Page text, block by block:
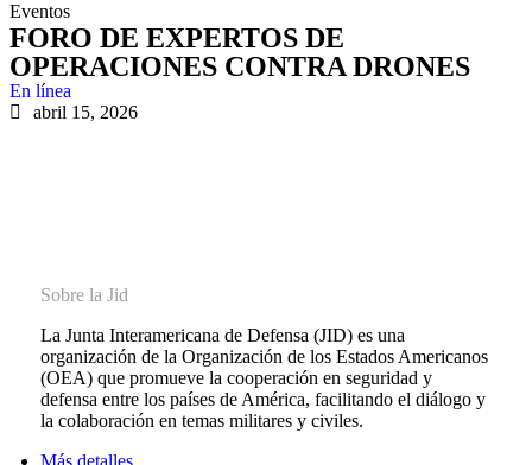
Eventos
FORO DE EXPERTOS DE
OPERACIONES CONTRA DRONES
En línea
abril 15, 2026
Sobre la Jid
La Junta Interamericana de Defensa (JID) es una
organización de la Organización de los Estados Americanos
(OEA) que promueve la cooperación en seguridad y
defensa entre los países de América, facilitando el diálogo y
la colaboración en temas militares y civiles.
Más detalles